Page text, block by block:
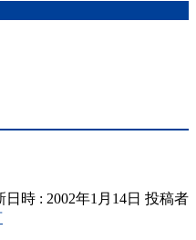
時 : 2002年1月14日 投稿者